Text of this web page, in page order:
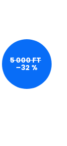
5 000 FT
–32 %